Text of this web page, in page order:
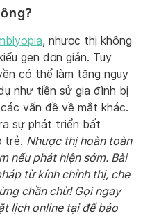
, nhược thị không
gen đơn giản. Tuy
có thể làm tăng nguy
như tiền sử gia đình bị
vấn đề về mắt khác.
sự phát triển bất
trẻ. Nhược thị hoàn toàn
nếu phát hiện sớm. Bài
từ kính chỉnh thị, che
chần chừ! Gọi ngay
lịch online tại để bảo